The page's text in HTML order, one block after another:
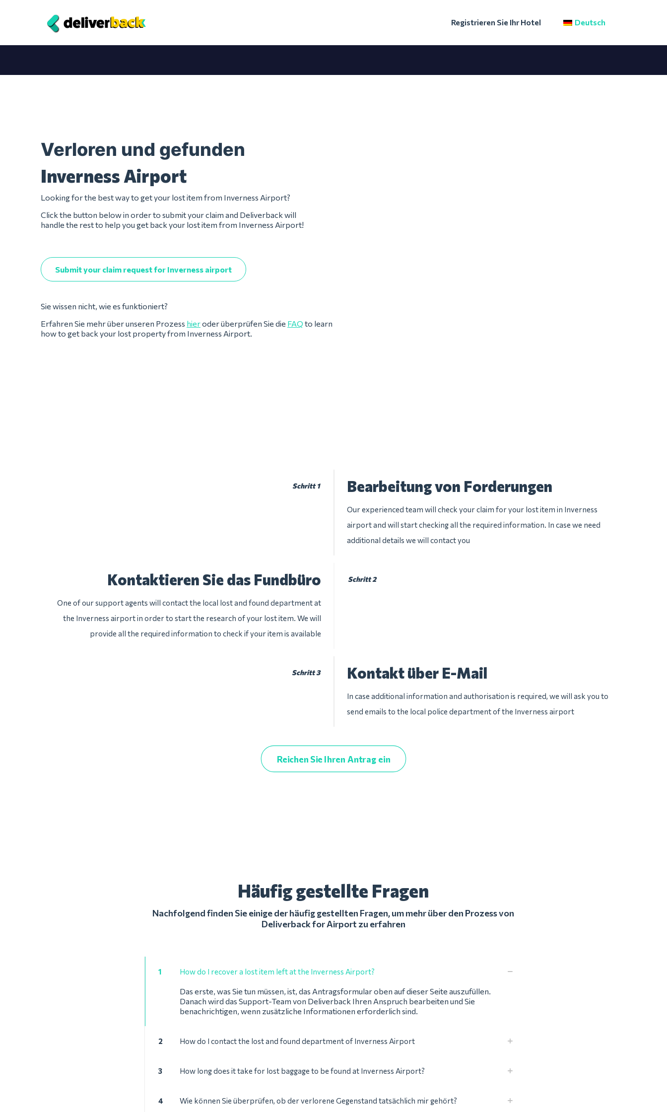
Registrieren Sie Ihr Hotel Deutsch
Verloren und gefunden
Inverness Airport
Looking for the best way to get your lost item from Inverness Airport?
Click the button below in order to submit your claim and Deliverback will
handle the rest to help you get back your lost item from Inverness Airport!
Submit your claim request for Inverness airport
Sie wissen nicht, wie es funktioniert?
Erfahren Sie mehr über unseren Prozess hieroder überprüfen Sie die FAQ to learn
how to get back your lost property from Inverness Airport.
Schritt 1 Bearbeitung von Forderungen
Our experienced team will check your claim for your lost item in Inverness
airport and will start checking all the required information. In case we need
additional details we will contact you
Schritt 2
Kontaktieren Sie das Fundbüro
One of our support agents will contact the local lost and found department at
the Inverness airport in order to start the research of your lost item. We will
provide all the required information to check if your item is available
Schritt 3 Kontakt über E-Mail
In case additional information and authorisation is required, we will ask you to
send emails to the local police department of the Inverness airport
Reichen Sie Ihren Antrag ein
Häufig gestellte Fragen
Nachfolgend finden Sie einige der häufig gestellten Fragen, um mehr über den Prozess von
Deliverback for Airport zu erfahren
1 How do I recover a lost item left at the Inverness Airport?
Das erste, was Sie tun müssen, ist, das Antragsformular oben auf dieser Seite auszufüllen.
Danach wird das Support-Team von Deliverback Ihren Anspruch bearbeiten und Sie
benachrichtigen, wenn zusätzliche Informationen erforderlich sind.
2 How do I contact the lost and found department of Inverness Airport
3 How long does it take for lost baggage to be found at Inverness Airport?
4 Wie können Sie überprüfen, ob der verlorene Gegenstand tatsächlich mir gehört?